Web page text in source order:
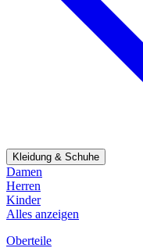
Kleidung & Schuhe
Damen
Herren
Kinder
Alles anzeigen
Oberteile